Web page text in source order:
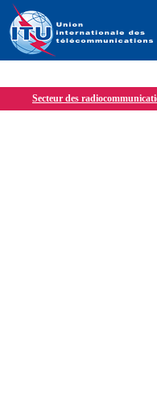
Secteur des